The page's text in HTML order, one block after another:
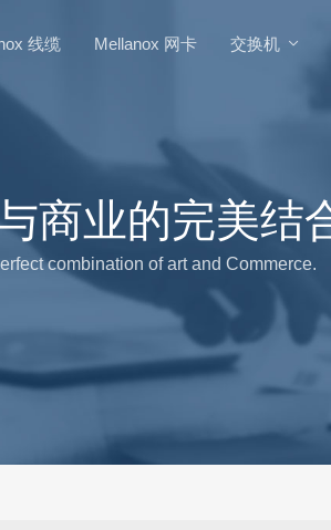
线缆 Mellanox 网卡 交换机
商业的完美结
combination of art and Commerce.